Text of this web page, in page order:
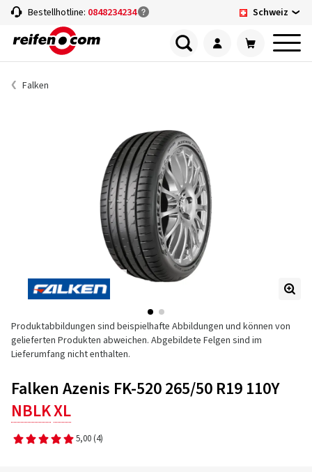
Bestellhotline: 0848234234 Schweiz
Falken
Produktabbildungen sind beispielhafte Abbildungen und können von
gelieferten Produkten abweichen. Abgebildete Felgen sind im
Lieferumfang nicht enthalten.
Falken Azenis FK-520 265/50 R19 110Y
NBLKXL
5,00 (4)